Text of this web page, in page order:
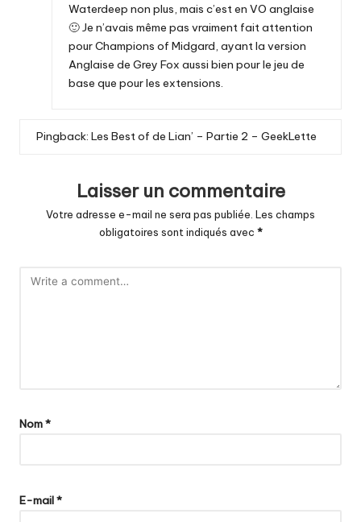
Waterdeep non plus, mais c’est en VO anglaise
🙂 Je n’avais même pas vraiment fait attention
pour Champions of Midgard, ayant la version
Anglaise de Grey Fox aussi bien pour le jeu de
base que pour les extensions.
Pingback: Les Best of de Lian’ – Partie 2 – GeekLette
Laisser un commentaire
Votre adresse e-mail ne sera pas publiée. Les champs
obligatoires sont indiqués avec *
Nom*
E-mail*